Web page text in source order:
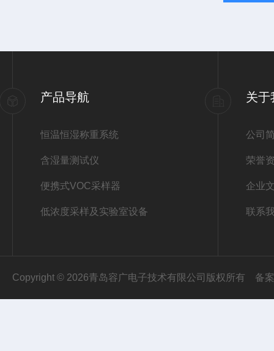
产品导航
恒温恒湿称重系统
含湿量测试仪
便携式VOC采样器
低浓度采样及实验室设备
关于
公司
荣誉
企业
联系
Copyright © 2026青岛容广电子技术有限公司版权所有 备